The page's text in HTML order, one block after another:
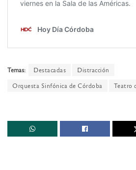
Temas: Destacadas
Distracción
Orquesta Sinfónica de Córdoba
Teatro